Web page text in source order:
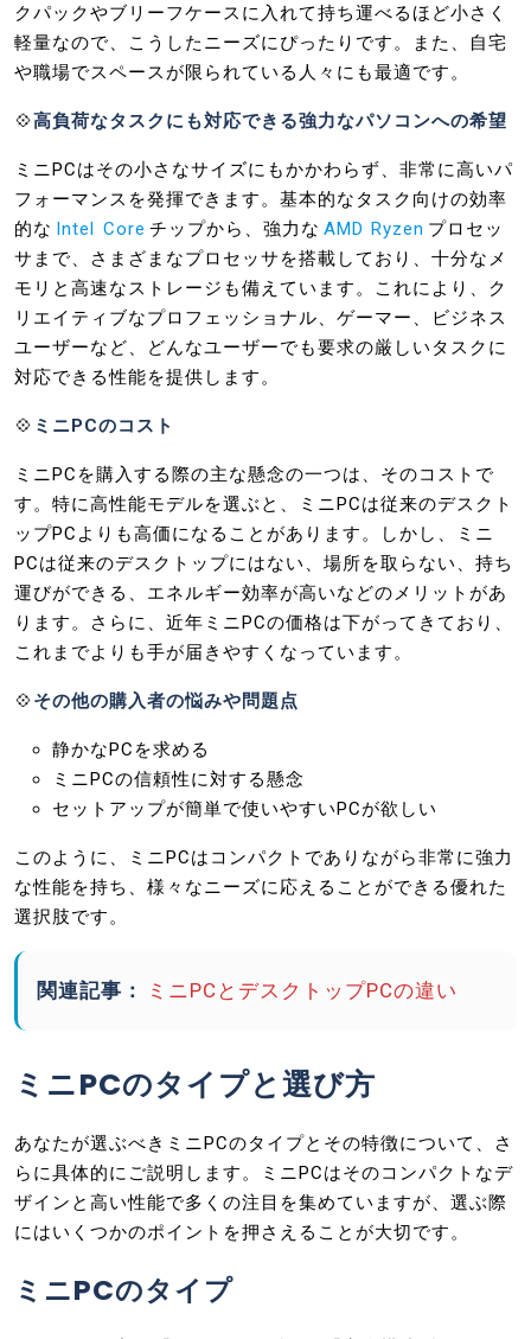
クパックやブリーフケースに入れて持ち運べるほど小さく
軽量なので、こうしたニーズにぴったりです。また、自宅
や職場でスペースが限られている人々にも最適です。
💠高負荷なタスクにも対応できる強力なパソコンへの希望
ミニPCはその小さなサイズにもかかわらず、非常に高いパ
フォーマンスを発揮できます。基本的なタスク向けの効率
的な Intel Core チップから、強力な AMD Ryzen プロセッ
サまで、さまざまなプロセッサを搭載しており、十分なメ
モリと高速なストレージも備えています。これにより、ク
リエイティブなプロフェッショナル、ゲーマー、ビジネス
ユーザーなど、どんなユーザーでも要求の厳しいタスクに
対応できる性能を提供します。
💠 ミニPCのコスト
ミニPCを購入する際の主な懸念の一つは、そのコストで
す。特に高性能モデルを選ぶと、ミニPCは従来のデスクト
ップPCよりも高価になることがあります。しかし、ミニ
PCは従来のデスクトップにはない、場所を取らない、持ち
運びができる、エネルギー効率が高いなどのメリットがあ
ります。さらに、近年ミニPCの価格は下がってきており、
これまでよりも手が届きやすくなっています。
💠その他の購入者の悩みや問題点
静かなPCを求める
ミニPCの信頼性に対する懸念
セットアップが簡単で使いやすいPCが欲しい
このように、ミニPCはコンパクトでありながら非常に強力
な性能を持ち、様々なニーズに応えることができる優れた
選択肢です。
関連記事： ミニPCとデスクトップPCの違い
ミニPCのタイプと選び方
あなたが選ぶべきミニPCのタイプとその特徴について、さ
らに具体的にご説明します。ミニPCはそのコンパクトなデ
ザインと高い性能で多くの注目を集めていますが、選ぶ際
にはいくつかのポイントを押さえることが大切です。
ミニPCのタイプ